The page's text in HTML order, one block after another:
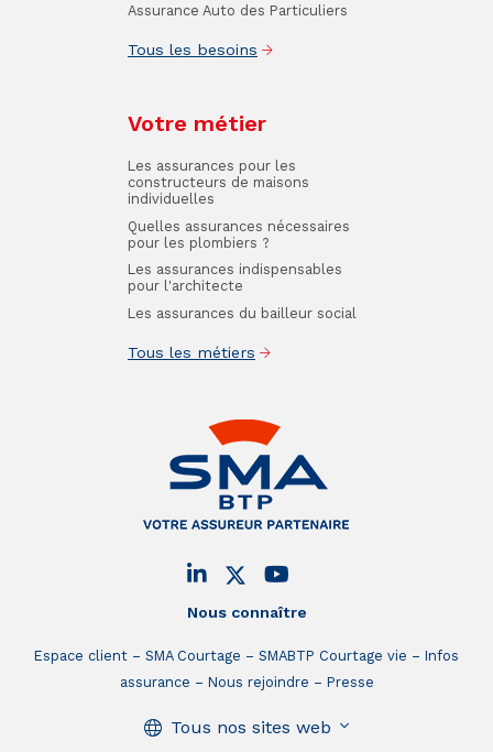
Nous connaître
Espace client SMA Courtage SMABTP Courtage vie
Infos
assurance
Nous rejoindre Presse
Tous nos sites web
Assurance Auto des Particuliers
Tous les besoins
Votre métier
Les assurances pour les
constructeurs de maisons
individuelles
Quelles assurances nécessaires
pour les plombiers ?
Les assurances indispensables
pour l'architecte
Les assurances du bailleur social
Tous les métiers